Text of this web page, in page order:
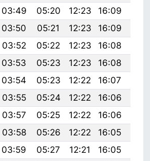
03:49 05:20 12:23 16:09
03:50 05:21 12:23 16:09
03:52 05:22 12:23 16:08
03:53 05:23 12:23 16:08
03:54 05:23 12:22 16:07
03:55 05:24 12:22 16:06
03:57 05:25 12:22 16:06
03:58 05:26 12:22 16:05
03:59 05:27 12:21 16:05